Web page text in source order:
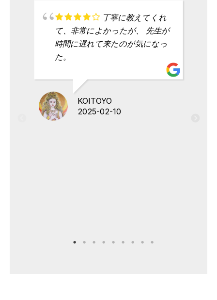
丁寧に教えてくれ
て、非常によかったが、 先生が
時間に遅れて来たのが気になっ
た。
KOITOYO
2025-02-10